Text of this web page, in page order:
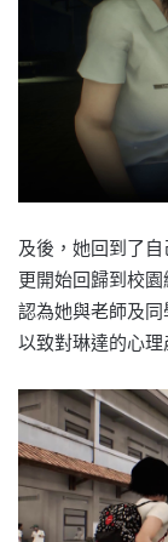
及後，她回到了
更開始回歸到校
認為她與老師及同
以致對琳達的心理